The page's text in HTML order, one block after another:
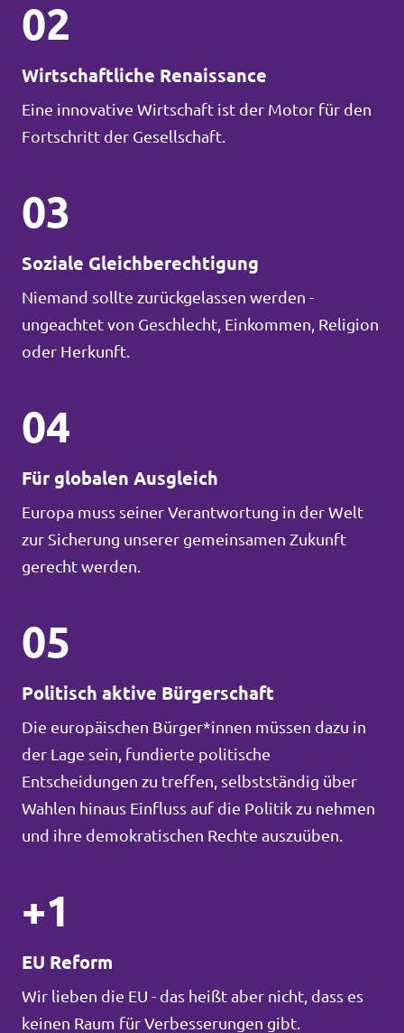
02
Wirtschaftliche Renaissance
Eine innovative Wirtschaft ist der Motor für den
Fortschritt der Gesellschaft.
03
Soziale Gleichberechtigung
Niemand sollte zurückgelassen werden -
ungeachtet von Geschlecht, Einkommen, Religion
oder Herkunft.
04
Für globalen Ausgleich
Europa muss seiner Verantwortung in der Welt
zur Sicherung unserer gemeinsamen Zukunft
gerecht werden.
05
Politisch aktive Bürgerschaft
Die europäischen Bürger*innen müssen dazu in
der Lage sein, fundierte politische
Entscheidungen zu treffen, selbstständig über
Wahlen hinaus Einfluss auf die Politik zu nehmen
und ihre demokratischen Rechte auszuüben.
+1
EU Reform
Wir lieben die EU - das heißt aber nicht, dass es
keinen Raum für Verbesserungen gibt.